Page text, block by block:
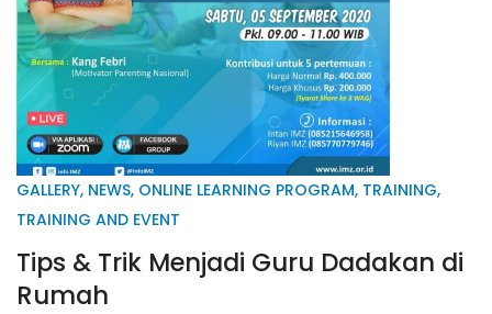
GALLERY, NEWS, ONLINE LEARNING PROGRAM, TRAINING,
TRAINING AND EVENT
Tips & Trik Menjadi Guru Dadakan di
Rumah